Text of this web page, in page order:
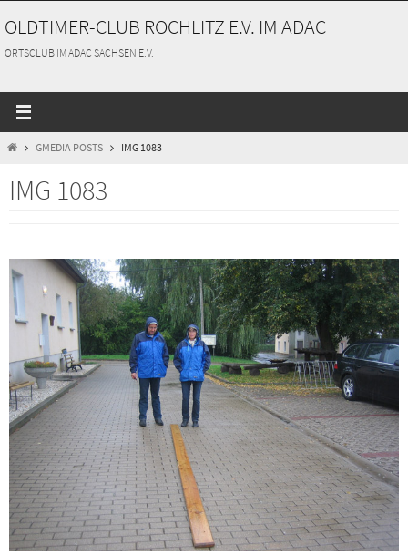
Inhalt
springen
OLDTIMER-CLUB ROCHLITZ E.V. IM ADAC
ORTSCLUB IM ADAC SACHSEN E.V.
STARTGMEDIA POSTS IMG 1083
IMG 1083